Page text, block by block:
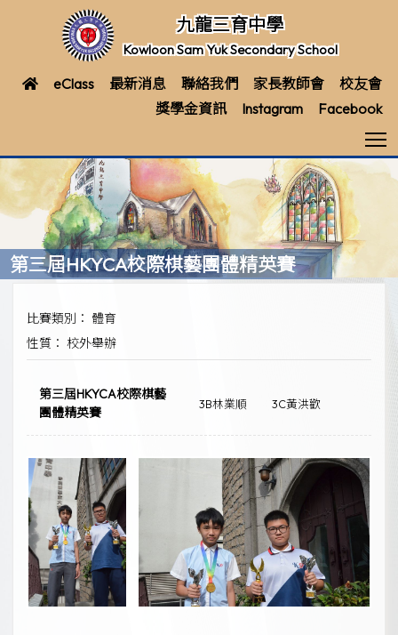
九龍三育中學
Kowloon Sam Yuk Secondary School
eClass 最新消息 聯絡我們 家長教師會
校友會
獎學金資訊
Instagram Facebook
第三屆HKYCA校際棋藝團體精英賽
比賽類別： 體育
性質： 校外舉辦
第三屆HKYCA校際棋藝
團體精英賽
3B林業順 3C黃洪歡